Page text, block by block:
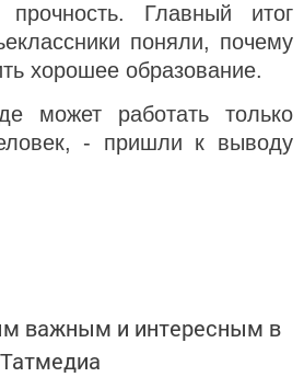
прочность. Главный итог
поняли, почему
хорошее образование.
может работать только
- пришли к выводу
важным и интересным в
Татмедиа